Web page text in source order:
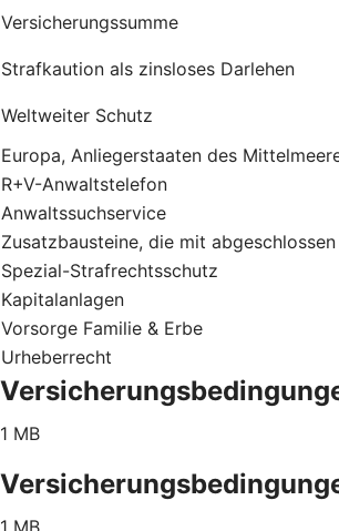
Versicherungssumme
Strafkaution als zinsloses Darlehen
Weltweiter Schutz
Europa, Anliegerstaaten des
R+V-Anwaltstelefon
Anwaltssuchservice
Zusatzbausteine, die mit
Spezial-Strafrechtsschutz
Kapitalanlagen
Vorsorge Familie & Erbe
Urheberrecht
1 MB
1 MB